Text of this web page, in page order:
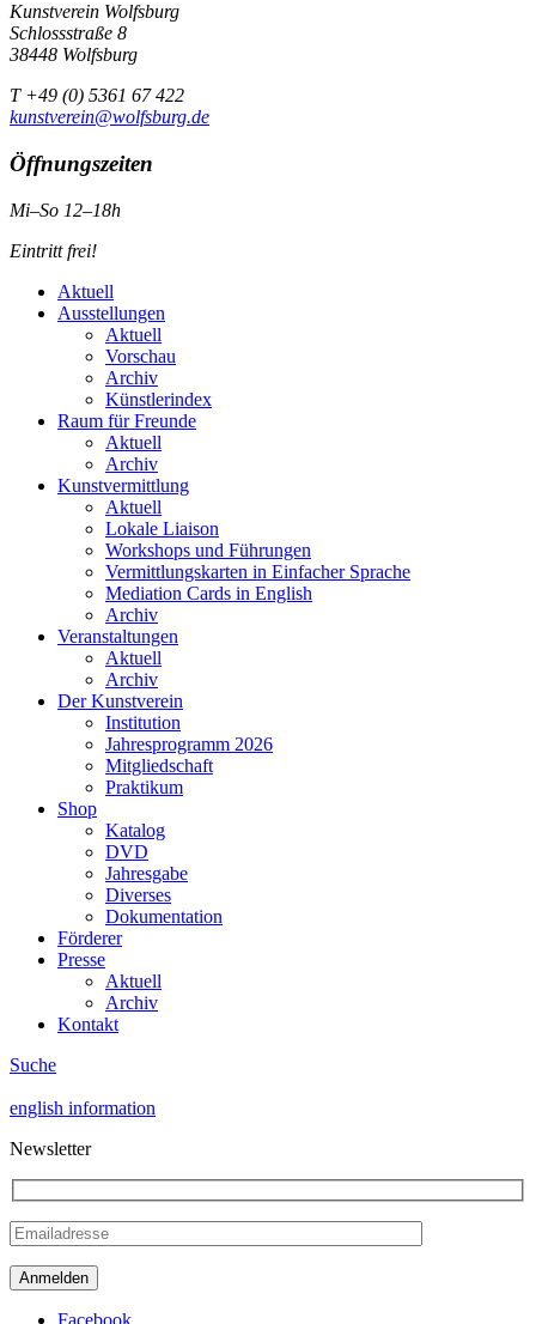
Kunstverein Wolfsburg
Schlossstraße 8
38448 Wolfsburg
T +49 (0) 5361 67 422
kunstverein@wolfsburg.de
Öffnungszeiten
Mi–So 12–18h
Eintritt frei!
Aktuell
Ausstellungen
Aktuell
Vorschau
Archiv
Künstlerindex
Raum für Freunde
Aktuell
Archiv
Kunstvermittlung
Aktuell
Lokale Liaison
Workshops und Führungen
Vermittlungskarten in Einfacher Sprache
Mediation Cards in English
Archiv
Veranstaltungen
Aktuell
Archiv
Der Kunstverein
Institution
Jahresprogramm 2026
Mitgliedschaft
Praktikum
Shop
Katalog
DVD
Jahresgabe
Diverses
Dokumentation
Förderer
Presse
Aktuell
Archiv
Kontakt
Suche
english information
Newsletter